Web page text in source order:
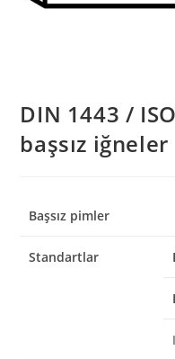
DIN 1443 /
başsız iğneler
Başsız pimler
Standartlar